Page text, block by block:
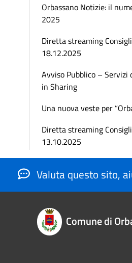
Orbassano Notizie: il
2025
Diretta streaming
18.12.2025
Avviso Pubblico –
in Sharing
Una nuova veste per
Diretta streaming
13.10.2025
Valuta questo sito,
Comune di